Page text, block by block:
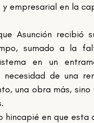
empresarial en la
Asunción recibió
sumado a la
en un
de una
una obra más,
hincapié en que